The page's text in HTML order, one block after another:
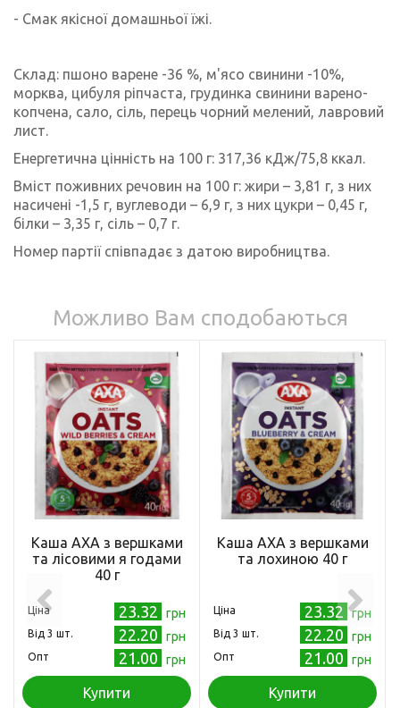
- Смак якісної домашньої їжі.
Склад: пшоно варене -36 %, м'ясо свинини -10%,
морква, цибуля ріпчаста, грудинка свинини варено-
копчена, сало, сіль, перець чорний мелений, лавровий
лист.
Енергетична цінність на 100 г: 317,36 кДж/75,8 ккал.
Вміст поживних речовин на 100 г: жири – 3,81 г, з них
насичені -1,5 г, вуглеводи – 6,9 г, з них цукри – 0,45 г,
білки – 3,35 г, сіль – 0,7 г.
Номер партії співпадає з датою виробництва.
Можливо Вам сподобаються
Каша АХА з вершками
та лісовими я годами
40 г
Ціна 23.32 грн
Від 3 шт. 22.20 грн
Опт 21.00 грн
Купити
Каша АХА з вершками
та лохиною 40 г
Ціна 23.32 грн
Від 3 шт. 22.20 грн
Опт 21.00 грн
Купити